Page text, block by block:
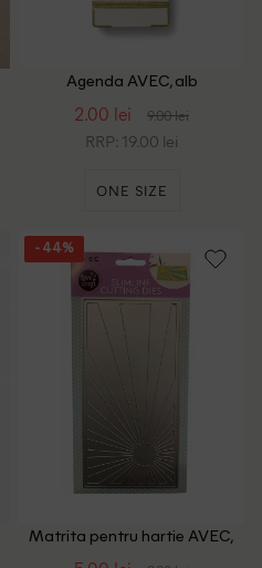
Agenda AVEC, alb
2.00 lei 9.00 lei
RRP: 19.00 lei
ONE SIZE
- 44%
Matrita pentru hartie AVEC,